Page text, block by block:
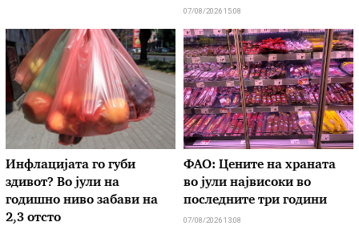
07/08/2026 15:08
Инфлацијата го губи
здивот? Во јули на
годишно ниво забави на
2,3 отсто
ФАО: Цените на храната
во јули највисоки во
последните три години
07/08/2026 13:08